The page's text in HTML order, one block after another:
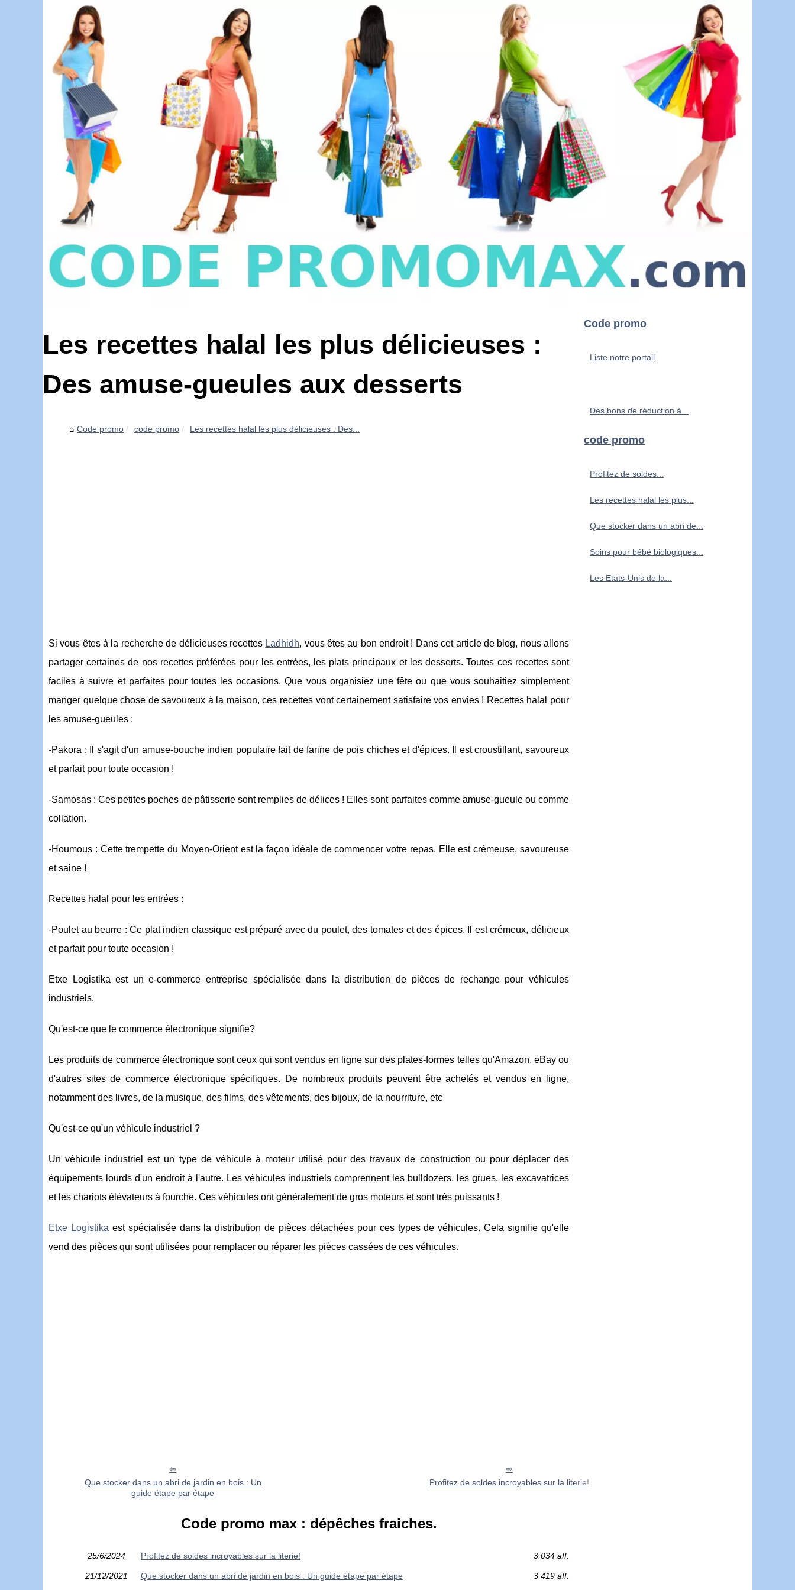
Les recettes halal les plus délicieuses :
Des amuse-gueules aux desserts
Code promo code promo Les recettes halal les plus délicieuses : Des...
Si vous êtes à la recherche de délicieuses recettes Ladhidh, vous êtes au bon endroit ! Dans cet article de blog, nous allons
partager certaines de nos recettes préférées pour les entrées, les plats principaux et les desserts. Toutes ces recettes sont
faciles à suivre et parfaites pour toutes les occasions. Que vous organisiez une fête ou que vous souhaitiez simplement
manger quelque chose de savoureux à la maison, ces recettes vont certainement satisfaire vos envies ! Recettes halal pour
les amuse-gueules :
-Pakora : Il s'agit d'un amuse-bouche indien populaire fait de farine de pois chiches et d'épices. Il est croustillant, savoureux
et parfait pour toute occasion !
-Samosas : Ces petites poches de pâtisserie sont remplies de délices ! Elles sont parfaites comme amuse-gueule ou comme
collation.
-Houmous : Cette trempette du Moyen-Orient est la façon idéale de commencer votre repas. Elle est crémeuse, savoureuse
et saine !
Recettes halal pour les entrées :
-Poulet au beurre : Ce plat indien classique est préparé avec du poulet, des tomates et des épices. Il est crémeux, délicieux
et parfait pour toute occasion !
Etxe Logistika est un e-commerce entreprise spécialisée dans la distribution de pièces de rechange pour véhicules
industriels.
Qu'est-ce que le commerce électronique signifie?
Les produits de commerce électronique sont ceux qui sont vendus en ligne sur des plates-formes telles qu'Amazon, eBay ou
d'autres sites de commerce électronique spécifiques. De nombreux produits peuvent être achetés et vendus en ligne,
notamment des livres, de la musique, des films, des vêtements, des bijoux, de la nourriture, etc
Qu'est-ce qu'un véhicule industriel ?
Un véhicule industriel est un type de véhicule à moteur utilisé pour des travaux de construction ou pour déplacer des
équipements lourds d'un endroit à l'autre. Les véhicules industriels comprennent les bulldozers, les grues, les excavatrices
et les chariots élévateurs à fourche. Ces véhicules ont généralement de gros moteurs et sont très puissants !
Etxe Logistika est spécialisée dans la distribution de pièces détachées pour ces types de véhicules. Cela signifie qu'elle
vend des pièces qui sont utilisées pour remplacer ou réparer les pièces cassées de ces véhicules.
Que stocker dans un abri de jardin en bois : Un
guide étape par étape
Profitez de soldes incroyables sur la literie!
Code promo max : dépêches fraiches.
25/6/2024 Profitez de soldes incroyables sur la literie! 3 034 aff.
21/12/2021 Que stocker dans un abri de jardin en bois : Un guide étape par étape 3 419 aff.
Code promo
Liste notre portail
Des bons de réduction à...
code promo
Profitez de soldes...
Les recettes halal les plus...
Que stocker dans un abri de...
Soins pour bébé biologiques...
Les Etats-Unis de la...